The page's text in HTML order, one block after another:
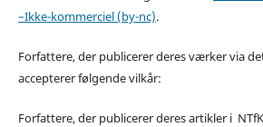
–Ikke-kommerciel (by-nc).
Forfattere, der publicerer deres værker via
accepterer følgende vilkår:
Forfattere, der publicerer deres artikler i